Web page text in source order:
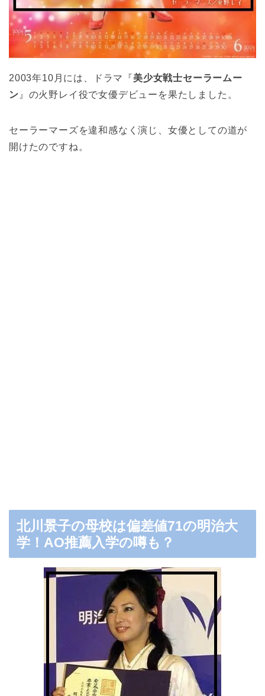
2003年10月には、ドラマ『美少女戦士セーラームー
ン 』の火野レイ役で女優デビューを果たしました。
セーラーマーズを違和感なく演じ、女優としての道が
開けたのですね。
北川景子の母校は偏差値71の明治大
学！AO推薦入学の噂も？